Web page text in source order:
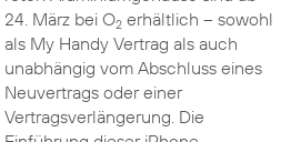
24. März bei O2erhältlich – sowohl
als My Handy Vertrag als auch
unabhängig vom Abschluss eines
Neuvertrags oder einer
Vertragsverlängerung. Die